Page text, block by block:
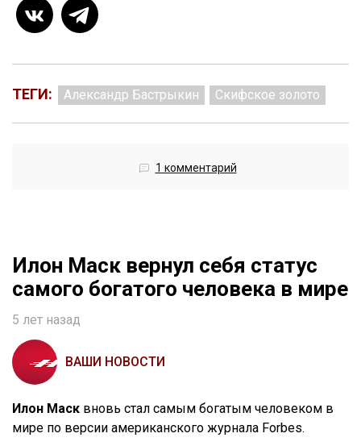
ТЕГИ: Александр Бастрыкин Скифское золото
1 комментарий
Илон Маск вернул себя статус
самого богатого человека в мире
5 лет назад
ВАШИ НОВОСТИ
Илон Маск вновь стал самым богатым человеком в
мире по версии американского журнала Forbes.